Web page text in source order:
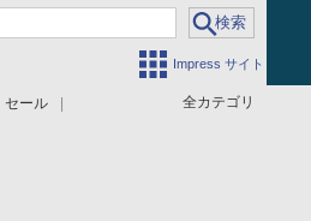
Impress サイト
全カテゴリ
セール